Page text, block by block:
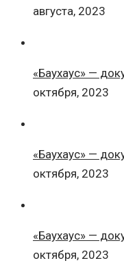
августа, 2023
«Баухаус» —
октября, 2023
«Баухаус» —
октября, 2023
«Баухаус» —
октября, 2023